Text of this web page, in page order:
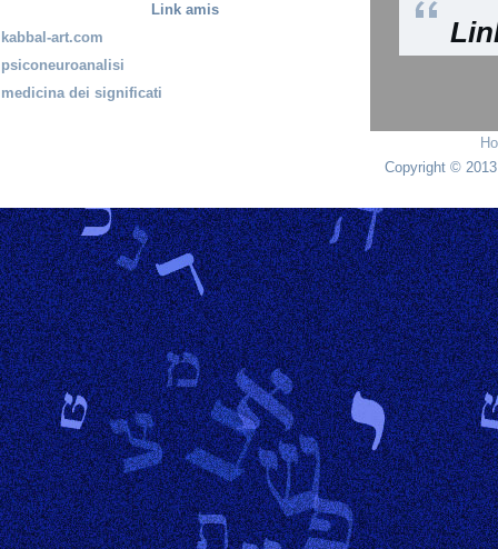
Link amis
kabbal-art.com
psiconeuroanalisi
medicina dei significati
Copyright ©